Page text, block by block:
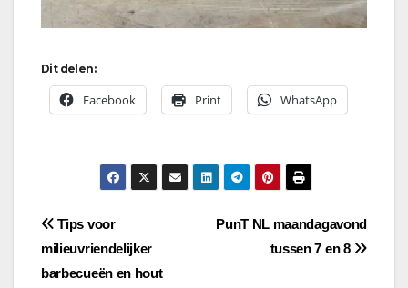
Dit delen:
Facebook Print WhatsApp
Bericht
navigatie
PunT NL maandagavond
tussen 7 en 8
Tips voor
milieuvriendelijker
barbecueën en hout